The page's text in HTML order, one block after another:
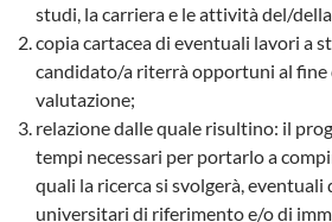
studi, la carriera e le attività del/
copia cartacea di eventuali lavori a
candidato/a riterrà opportuni al fine
valutazione;
relazione dalle quale risultino: il
tempi necessari per portarlo a
quali la ricerca si svolgerà,
universitari di riferimento e/o di